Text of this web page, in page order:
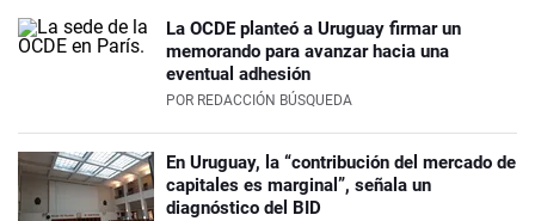
La OCDE planteó a Uruguay firmar un
memorando para avanzar hacia una
eventual adhesión
POR REDACCIÓN BÚSQUEDA
En Uruguay, la “contribución del mercado de
capitales es marginal”, señala un
diagnóstico del BID